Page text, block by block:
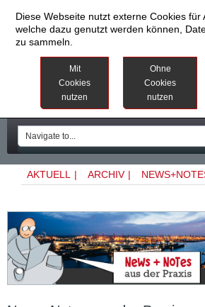
AKTUELL | ARCHIV |
Diese Webseite nutzt externe Cookies für
welche dazu genutzt werden können,
zu sammeln.
Mit
Cookies
nutzen
Ohne
Cookies
nutzen